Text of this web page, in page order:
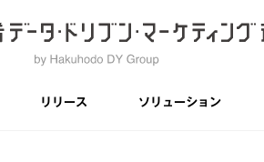
リリース ソリューション